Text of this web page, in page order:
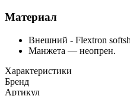
Материал
Внешний - Flextron
Манжета — неопрен.
Характеристики
Бренд
Артикул